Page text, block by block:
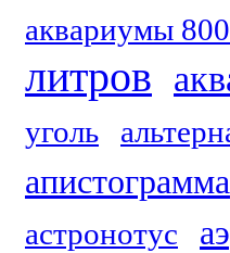
аквариумы
литров
уголь
апистограмма
астронотус